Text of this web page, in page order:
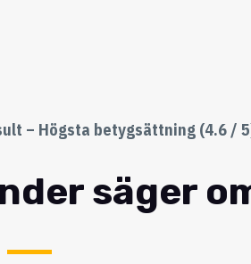
– Högsta betygsättning (4.6 /
säger